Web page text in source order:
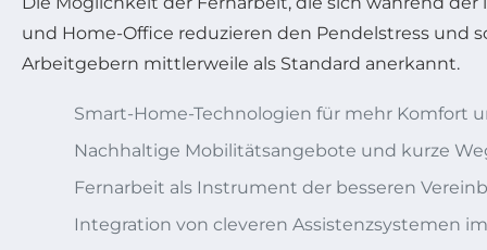
und Home-Office reduzieren den Pendelstress und
Arbeitgebern mittlerweile als Standard anerkannt.
Smart-Home-Technologien für mehr Komfort
Nachhaltige Mobilitätsangebote und kurze
Fernarbeit als Instrument der besseren
Integration von cleveren Assistenzsystemen